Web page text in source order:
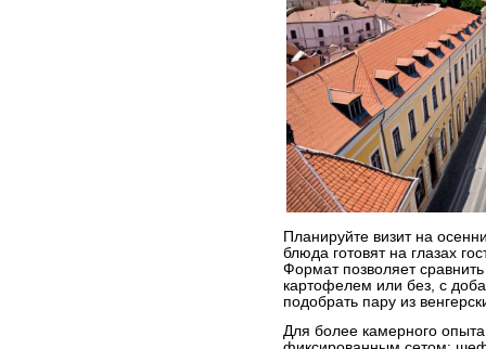
Планируйте визит на
блюда готовят на глазах
Формат позволяет
картофелем или без, с
подобрать пару из
Для более камерного